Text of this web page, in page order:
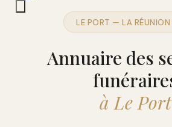
LE PORT — LA
Annuaire des
à Le Port